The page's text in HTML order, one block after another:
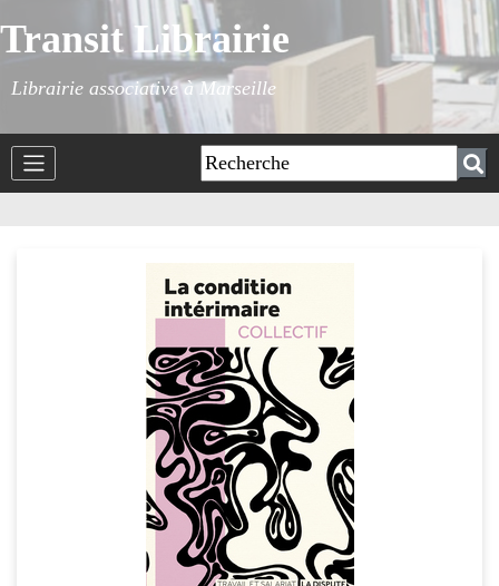
Transit Librairie
Librairie associative à Marseille